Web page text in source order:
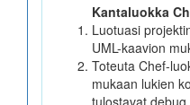
LuentoesimerkitKantaluokka
Luotuasi
UML-kaavion
Toteuta Chef-
mukaan lukien